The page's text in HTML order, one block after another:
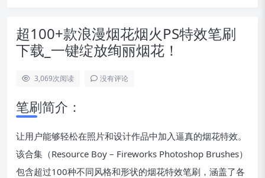
超100+款浪漫烟花烟火PS特效笔刷
下载_一键绽放绚丽烟花！
3,069次阅读 没有评论
笔刷简介：
让用户能够轻松在照片和设计作品中加入逼真的烟花特效。
该合集（Resource Boy – Fireworks Photoshop Brushes）
包含超过100种不同风格和形状的烟花特效笔刷，涵盖了各